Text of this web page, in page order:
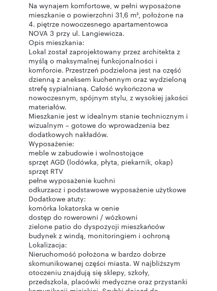
Na wynajem komfortowe, w pełni wyposażone
mieszkanie o powierzchni 31,6 m², położone na
4. piętrze nowoczesnego apartamentowca
NOVA 3 przy ul. Langiewicza.
Opis mieszkania:
Lokal został zaprojektowany przez architekta z
myślą o maksymalnej funkcjonalności i
komforcie. Przestrzeń podzielona jest na część
dzienną z aneksem kuchennym oraz wydzieloną
strefę sypialnianą. Całość wykończona w
nowoczesnym, spójnym stylu, z wysokiej jakości
materiałów.
Mieszkanie jest w idealnym stanie technicznym i
wizualnym – gotowe do wprowadzenia bez
dodatkowych nakładów.
Wyposażenie:
meble w zabudowie i wolnostojące
sprzęt AGD (lodówka, płyta, piekarnik, okap)
sprzęt RTV
pełne wyposażenie kuchni
odkurzacz i podstawowe wyposażenie użytkowe
Dodatkowe atuty:
komórka lokatorska w cenie
dostęp do rowerowni / wózkowni
zielone patio do dyspozycji mieszkańców
budynek z windą, monitoringiem i ochroną
Lokalizacja:
Nieruchomość położona w bardzo dobrze
skomunikowanej części miasta. W najbliższym
otoczeniu znajdują się sklepy, szkoły,
przedszkola, placówki medyczne oraz przystanki